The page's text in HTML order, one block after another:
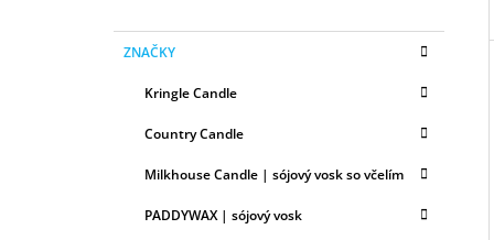
kategórie
K
AZNAČKY
Kringle Candle
Country Candle
Milkhouse Candle | sójový vosk so včelím
PADDYWAX | sójový vosk